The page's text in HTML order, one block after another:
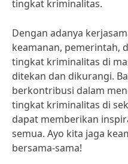
tingkat kriminalitas.
Dengan adanya
keamanan, pemerintah,
tingkat kriminalitas di
ditekan dan dikurangi.
berkontribusi dalam
tingkat kriminalitas di
dapat memberikan
semua. Ayo kita jaga
bersama-sama!